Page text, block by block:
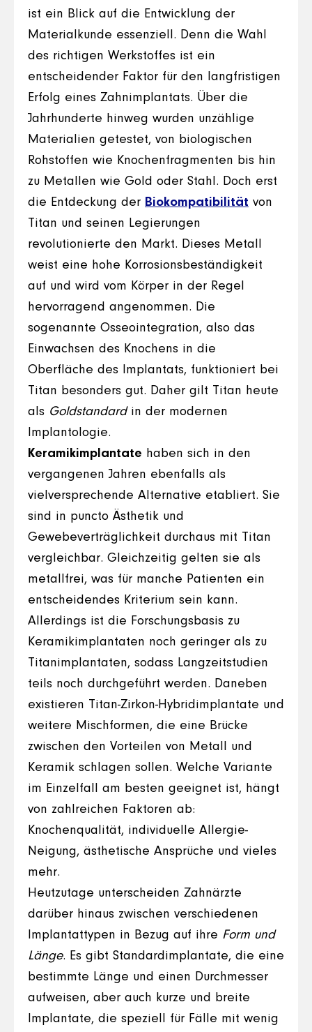
ist ein Blick auf die Entwicklung der
Materialkunde essenziell. Denn die Wahl
des richtigen Werkstoffes ist ein
entscheidender Faktor für den langfristigen
Erfolg eines Zahnimplantats. Über die
Jahrhunderte hinweg wurden unzählige
Materialien getestet, von biologischen
Rohstoffen wie Knochenfragmenten bis hin
zu Metallen wie Gold oder Stahl. Doch erst
die Entdeckung der Biokompatibilität von
Titan und seinen Legierungen
revolutionierte den Markt. Dieses Metall
weist eine hohe Korrosionsbeständigkeit
auf und wird vom Körper in der Regel
hervorragend angenommen. Die
sogenannte Osseointegration, also das
Einwachsen des Knochens in die
Oberfläche des Implantats, funktioniert bei
Titan besonders gut. Daher gilt Titan heute
als Goldstandardin der modernen
Implantologie.
Keramikimplantate haben sich in den
vergangenen Jahren ebenfalls als
vielversprechende Alternative etabliert. Sie
sind in puncto Ästhetik und
Gewebeverträglichkeit durchaus mit Titan
vergleichbar. Gleichzeitig gelten sie als
metallfrei, was für manche Patienten ein
entscheidendes Kriterium sein kann.
Allerdings ist die Forschungsbasis zu
Keramikimplantaten noch geringer als zu
Titanimplantaten, sodass Langzeitstudien
teils noch durchgeführt werden. Daneben
existieren Titan-Zirkon-Hybridimplantate und
weitere Mischformen, die eine Brücke
zwischen den Vorteilen von Metall und
Keramik schlagen sollen. Welche Variante
im Einzelfall am besten geeignet ist, hängt
von zahlreichen Faktoren ab:
Knochenqualität, individuelle Allergie-
Neigung, ästhetische Ansprüche und vieles
mehr.
Heutzutage unterscheiden Zahnärzte
darüber hinaus zwischen verschiedenen
Implantattypen in Bezug auf ihre Form und
Länge. Es gibt Standardimplantate, die eine
bestimmte Länge und einen Durchmesser
aufweisen, aber auch kurze und breite
Implantate, die speziell für Fälle mit wenig